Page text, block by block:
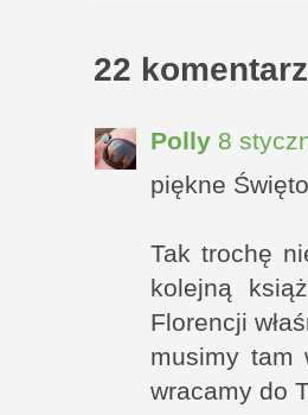
22
Polly 8
piękne
Tak trochę
kolejną
Florencji
musimy tam
wracamy do